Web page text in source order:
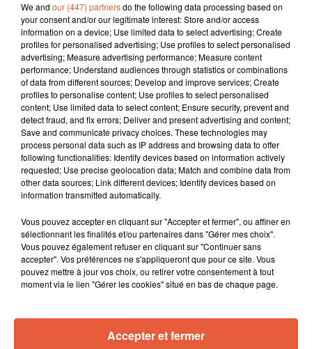
À LA UNE
6 août 2026
Arles : après un taureau percuté lors d'une
abrivado à Saliers,...
We and our (447) partnersdo the following data processing based on
your consent and/or our legitimate interest: Store and/or access
information on a device; Use limited data to select advertising; Create
profiles for personalised advertising; Use profiles to select personalised
advertising; Measure advertising performance; Measure content
performance; Understand audiences through statistics or combinations
of data from different sources; Develop and improve services; Create
profiles to personalise content; Use profiles to select personalised
content; Use limited data to select content; Ensure security, prevent and
detect fraud, and fix errors; Deliver and present advertising and content;
Save and communicate privacy choices. These technologies may
process personal data such as IP address and browsing data to offer
following functionalities: Identify devices based on information actively
requested; Use precise geolocation data; Match and combine data from
other data sources; Link different devices; Identify devices based on
information transmitted automatically.
Vous pouvez accepter en cliquant sur "Accepter et fermer", ou affiner en
sélectionnant les finalités et/ou partenaires dans "Gérer mes choix".
Vous pouvez également refuser en cliquant sur "Continuer sans
accepter". Vos préférences ne s'appliqueront que pour ce site. Vous
pouvez mettre à jour vos choix, ou retirer votre consentement à tout
moment via le lien "Gérer les cookies" situé en bas de chaque page.
Accepter et fermer